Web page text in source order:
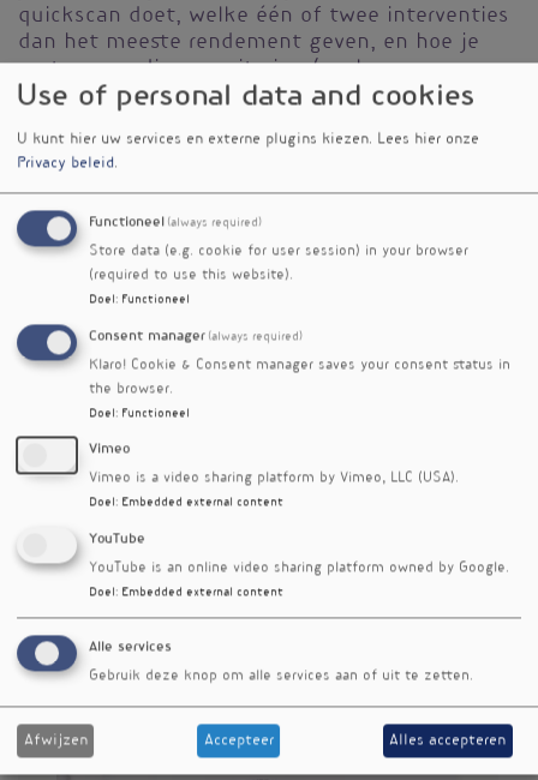
quickscan doet, welke één of twee interventies
dan het meeste rendement geven, en hoe je
met eenvoudige monitoring (zoals
middelomtrek, energie, CGM-trends) de
verminderen.
Workshop
Tijd
9:45 - 10:15
14:00 - 14:30
Datum
vrijdag 29 mei 2026
praktijk
Use of personal data and cookies
U kunt hier uw services en externe plugins kiezen. Lees hier onze
Privacy beleid.
Functioneel (always required)
Store data (e.g. cookie for user session) in your browser
(required to use this website).
Doel : Functioneel
Consent manager (always required)
Klaro! Cookie & Consent manager saves your consent status in
the browser.
Doel : Functioneel
Vimeo
Vimeo is a video sharing platform by Vimeo, LLC (USA).
Doel : Embedded external content
YouTube
YouTube is an online video sharing platform owned by Google.
Doel : Embedded external content
Alle services
Gebruik deze knop om alle services aan of uit te zetten.
Afwijzen Accepteer Alles accepteren